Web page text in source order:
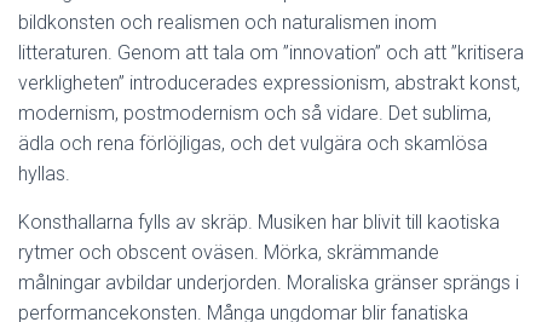
bildkonsten och realismen och naturalismen inom
litteraturen. Genom att tala om ”innovation” och att ”kritisera
verkligheten” introducerades expressionism, abstrakt konst,
modernism, postmodernism och så vidare. Det sublima,
ädla och rena förlöjligas, och det vulgära och skamlösa
hyllas.
Konsthallarna fylls av skräp. Musiken har blivit till kaotiska
rytmer och obscent oväsen. Mörka, skrämmande
målningar avbildar underjorden. Moraliska gränser sprängs i
performancekonsten. Många ungdomar blir fanatiska